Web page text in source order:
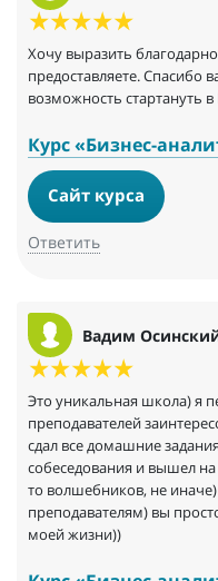
Хочу выразить
предоставляете. Спасибо
возможность стартануть
Курс «Бизнес-
Сайт курса
Ответить
Вадим
Это уникальная школа) я
преподавателей
сдал все домашние
собеседования и вышел
то волшебников, не
преподавателям) вы
моей жизни))